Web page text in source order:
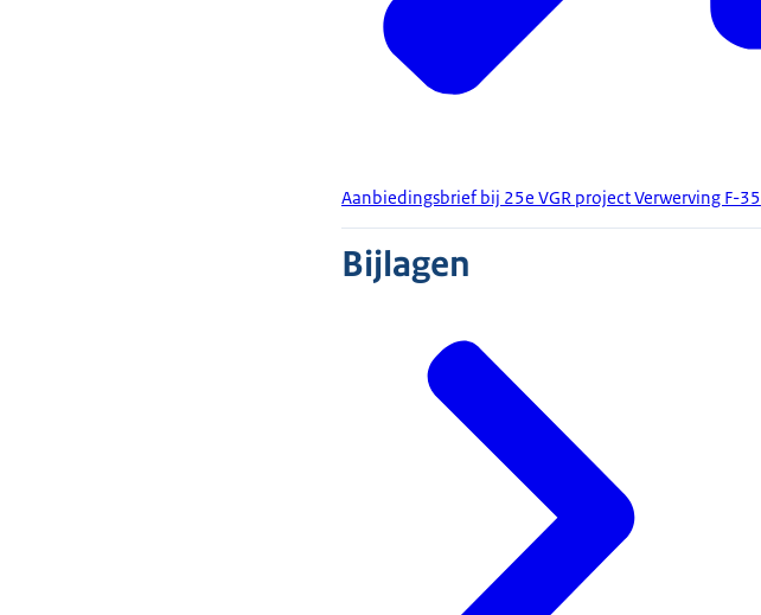
Aanbiedingsbrief bij 25e VGR project Verwerving F-35
Bijlagen